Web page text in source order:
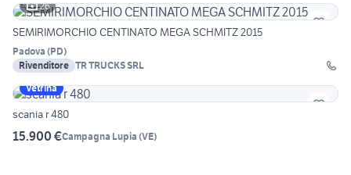
26
SEMIRIMORCHIO CENTINATO MEGA SCHMITZ 2015
Padova (PD)
Rivenditore TR TRUCKS SRL
Vetrina
scania r 480
15.900 €Campagna Lupia (VE)